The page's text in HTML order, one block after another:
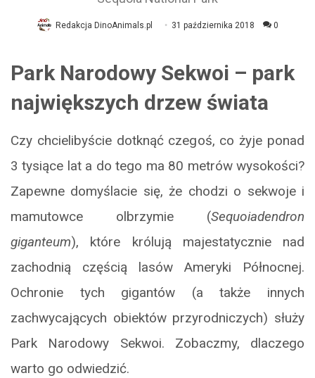
Redakcja DinoAnimals.pl 31 października 2018 0
Park Narodowy Sekwoi – park
największych drzew świata
Czy chcielibyście dotknąć czegoś, co żyje ponad
3 tysiące lat a do tego ma 80 metrów wysokości?
Zapewne domyślacie się, że chodzi o sekwoje i
mamutowce olbrzymie (Sequoiadendron
giganteum), które królują majestatycznie nad
zachodnią częścią lasów Ameryki Północnej.
Ochronie tych gigantów (a także innych
zachwycających obiektów przyrodniczych) służy
Park Narodowy Sekwoi. Zobaczmy, dlaczego
warto go odwiedzić.